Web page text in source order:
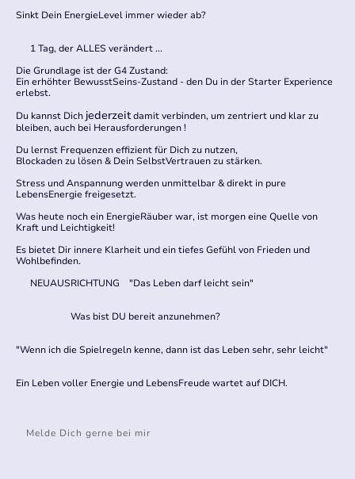
Sinkt Dein EnergieLevel immer wieder ab?
1 Tag, der ALLES verändert ...
Die Grundlage ist der G4 Zustand:
Ein erhöhter BewusstSeins-Zustand - den Du in der Starter Experience
erlebst.
Du kannst Dich jederzeitdamit verbinden, um zentriert und klar zu
bleiben, auch bei Herausforderungen !
Du lernst Frequenzen effizient für Dich zu nutzen,
Blockaden zu lösen & Dein SelbstVertrauen zu stärken.
Stress und Anspannung werden unmittelbar & direkt in pure
LebensEnergie freigesetzt.
Was heute noch ein EnergieRäuber war, ist morgen eine Quelle von
Kraft und Leichtigkeit!
Es bietet Dir innere Klarheit und ein tiefes Gefühl von Frieden und
Wohlbefinden.
NEUAUSRICHTUNG "Das Leben darf leicht sein"
Was bist DU bereit anzunehmen?
"Wenn ich die Spielregeln kenne, dann ist das Leben sehr, sehr leicht"
Ein Leben voller Energie und LebensFreude wartet auf DICH.
Melde Dich gerne bei mir